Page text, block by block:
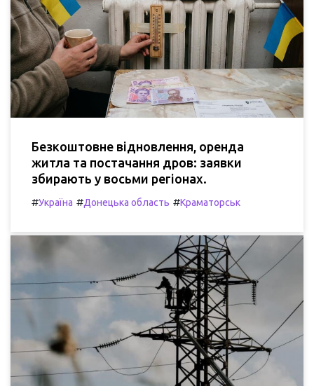
Безкоштовне відновлення, оренда
житла та постачання дров: заявки
збирають у восьми регіонах.
#Україна #Донецька область #Краматорськ